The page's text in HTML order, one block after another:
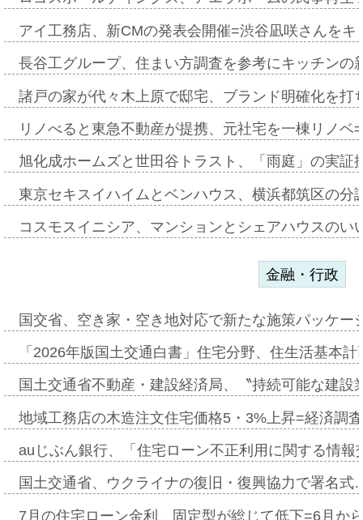
アイ工務店、新CMの発表会開催=渋谷凪咲さんを
長谷工グループ、住まい方調査を参考にキッチン
諸戸の家が代々木上原で邸宅、ブランド明確化を
リノべると東急不動産が提携、元社宅を一棟リノ
旭化成ホームズと世田谷トラスト、「雨庭」の実
東京セキスイハイムとベンハウス、横浜都筑区の
コスモスイニシア、マンションとシェアハウスの
金融・行政
国交省、空き家・空き地対応で新たな施策パッケ
「2026年版国土交通白書」住宅分野、住生活基本
国土交通省不動産・建設経済局、〝持続可能な建
地域工務店の木造注文住宅価格5・3%上昇=経済調
auじぶん銀行、「住宅ローン不正利用に関する情
国土交通省、ウクライナの復旧・復興協力で署名
7月の住宅ローン金利、固定型が総じて低下=6月か